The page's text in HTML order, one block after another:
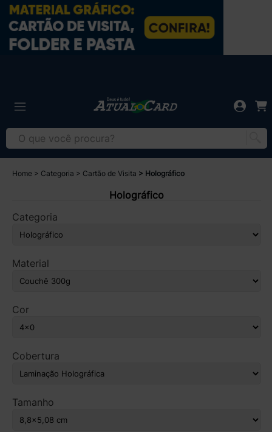
Home Categoria Cartão de Visita Holográfico
Holográfico
Categoria
Material
Cor
Cobertura
Tamanho